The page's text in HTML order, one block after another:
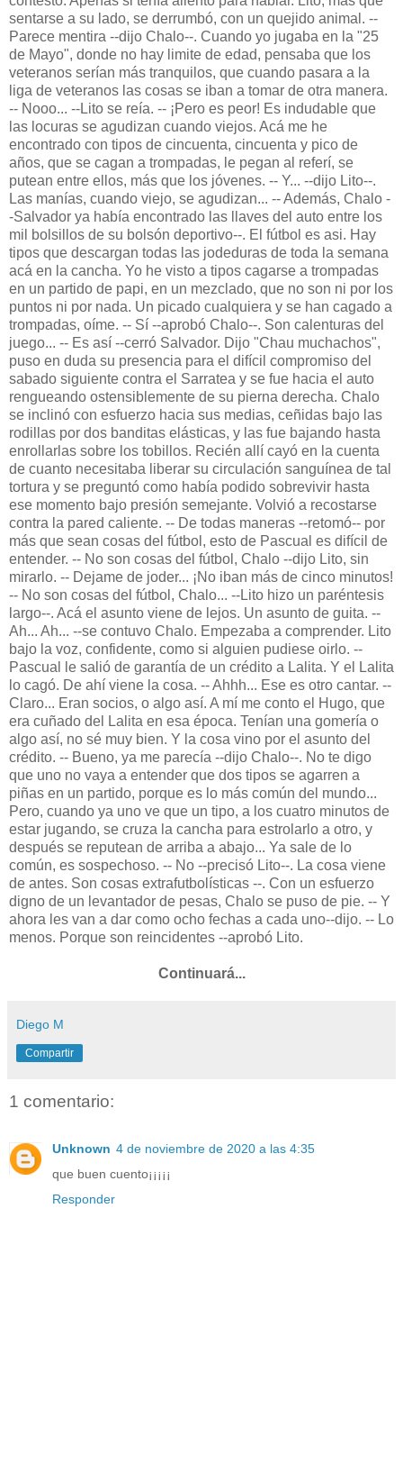
Continuará...
Diego M
Compartir
1 comentario:
Unknown 4 de noviembre de 2020 a las 4:35
que buen cuento¡¡¡¡¡
Responder